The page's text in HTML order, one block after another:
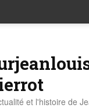
et l'histoire de